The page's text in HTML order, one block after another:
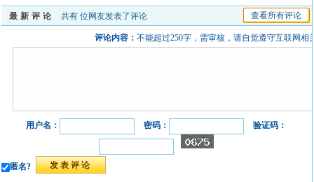
最新评论 共有位网友发表了评论 查看所有评论
评论内容：不能超过250字，需审核，请自觉遵守互联网相
用户名： 密码： 验证码：
匿名?